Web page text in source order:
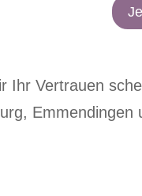
Ihr Vertrauen
, Emmendingen